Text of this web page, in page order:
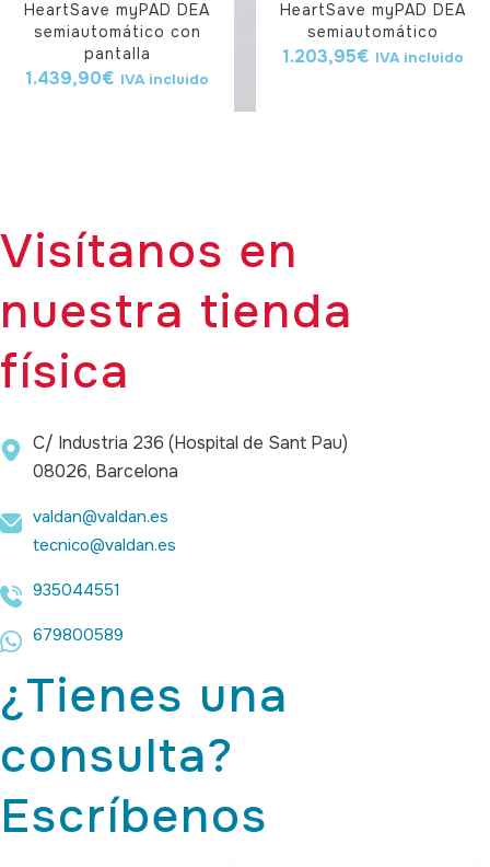
HeartSave myPAD DEA
semiautomático con
pantalla
1.439,90€ IVA incluido
HeartSave myPAD DEA
semiautomático
1.203,95€ IVA incluido
Visítanos en
nuestra tienda
física
C/ Industria 236 (Hospital de Sant Pau)
08026, Barcelona
valdan@valdan.es
tecnico@valdan.es
935044551
679800589
¿Tienes una
consulta?
Escríbenos